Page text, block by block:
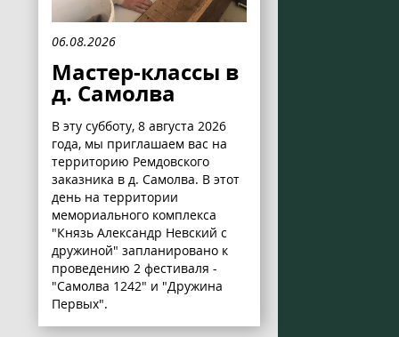
06.08.2026
Мастер-классы в
д. Самолва
В эту субботу, 8 августа 2026
года, мы приглашаем вас на
территорию Ремдовского
заказника в д. Самолва. В этот
день на территории
мемориального комплекса
"Князь Александр Невский с
дружиной" запланировано к
проведению 2 фестиваля -
"Самолва 1242" и "Дружина
Первых".